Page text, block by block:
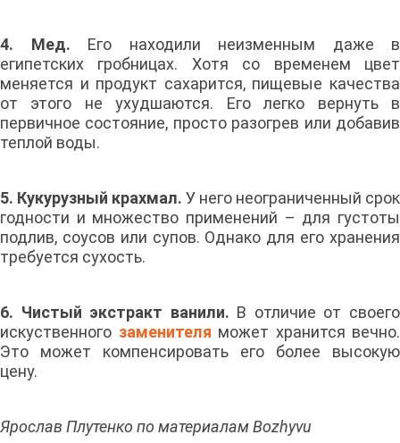
4. Мед. Его находили неизменным даже в
египетских гробницах. Хотя со временем цвет
меняется и продукт сахарится, пищевые качества
от этого не ухудшаются. Его легко вернуть в
первичное состояние, просто разогрев или добавив
теплой воды.
5. Кукурузный крахмал. У него неограниченный срок
годности и множество применений – для густоты
подлив, соусов или супов. Однако для его хранения
требуется сухость.
6. Чистый экстракт ванили. В отличие от своего
искуственного заменителя может хранится вечно.
Это может компенсировать его более высокую
цену.
Ярослав Плутенко по материалам Bozhyvu